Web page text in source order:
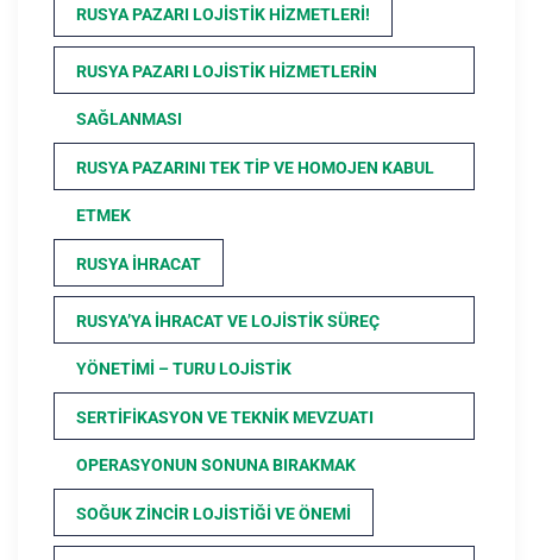
RUSYA PAZARI LOJISTIK HIZMETLERI!
RUSYA PAZARI LOJISTIK HIZMETLERIN
SAĞLANMASI
RUSYA PAZARINI TEK TIP VE HOMOJEN KABUL
ETMEK
RUSYA İHRACAT
RUSYA’YA İHRACAT VE LOJISTIK SÜREÇ
YÖNETIMI – TURU LOJISTIK
SERTIFIKASYON VE TEKNIK MEVZUATI
OPERASYONUN SONUNA BIRAKMAK
SOĞUK ZINCIR LOJISTIĞI VE ÖNEMI